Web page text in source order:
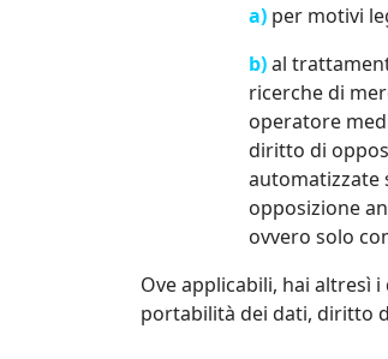
a) per motivi
b)al
ricerche di
operatore
diritto di
automatizzate
opposizione
ovvero solo
Ove applicabili, hai altresì
portabilità dei dati, diritto